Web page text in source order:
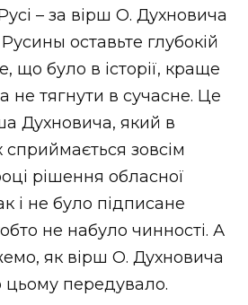
УКРАЇНИ
– за вірш О. Духновича
оставьте глубокій
що було в історії, краще
не тягнути в сучасне. Це
Духновича, який в
сприймається зовсім
рішення обласної
і не було підписане
не набуло чинності. А
як вірш О. Духновича
цьому передувало.